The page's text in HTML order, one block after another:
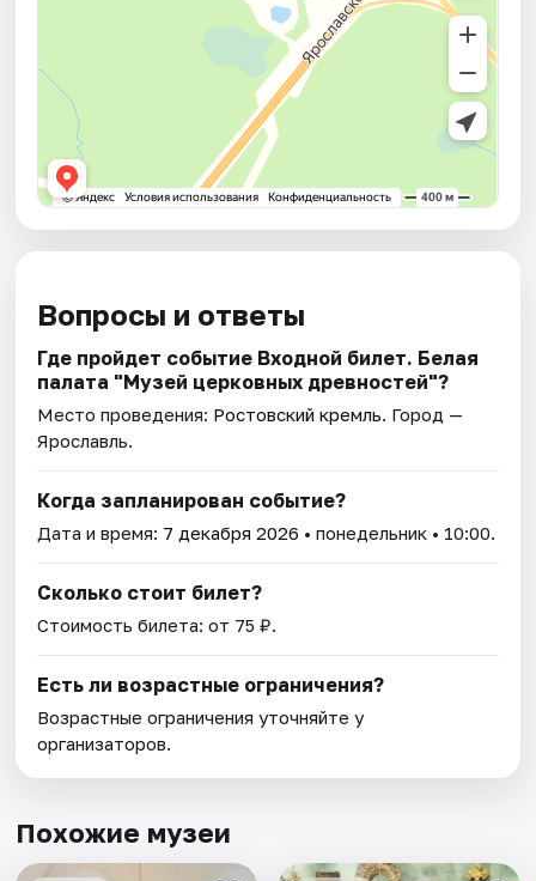
Вопросы и ответы
Где пройдет событие Входной билет. Белая
палата "Музей церковных древностей"?
Место проведения: Ростовский кремль. Город —
Ярославль.
Когда запланирован событие?
Дата и время: 7 декабря 2026 • понедельник • 10:00.
Сколько стоит билет?
Стоимость билета: от 75 ₽.
Есть ли возрастные ограничения?
Возрастные ограничения уточняйте у
организаторов.
Похожие музеи